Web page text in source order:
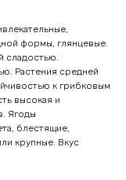
формы, глянцевые.
сладостью.
Растения средней
к грибковым
высокая и
Ягоды
блестящие,
крупные. Вкус